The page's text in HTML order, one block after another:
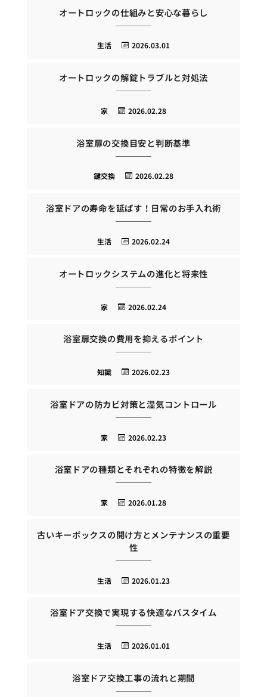
オートロックの仕組みと安心な暮らし
2026.03.01
生活
オートロックの解錠トラブルと対処法
2026.02.28
家
浴室扉の交換目安と判断基準
2026.02.28
鍵交換
浴室ドアの寿命を延ばす！日常のお手入れ術
2026.02.24
生活
オートロックシステムの進化と将来性
2026.02.24
家
浴室扉交換の費用を抑えるポイント
2026.02.23
知識
浴室ドアの防カビ対策と湿気コントロール
2026.02.23
家
浴室ドアの種類とそれぞれの特徴を解説
2026.01.28
家
古いキーボックスの開け方とメンテナンスの重要
性
2026.01.23
生活
浴室ドア交換で実現する快適なバスタイム
2026.01.01
生活
浴室ドア交換工事の流れと期間